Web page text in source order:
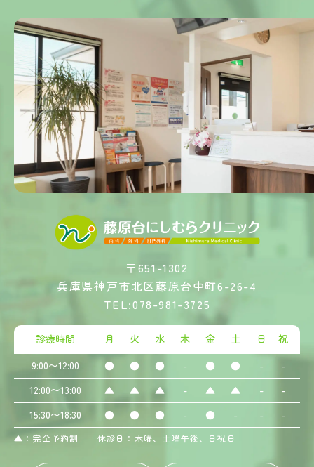
〒651-1302
兵庫県神戸市北区藤原台中町6-26-4
TEL:078-981-3725
診療時間 月 火 水 木 金 土 日
祝
9:00〜12:00
● ● ● - ● ● -
-
12:00〜13:00
▲ ▲ ▲ - ▲ ▲ -
-
15:30〜18:30
● ● ● - ● - - -
▲：完全予約制 休診日：木曜、土曜午後、日祝日